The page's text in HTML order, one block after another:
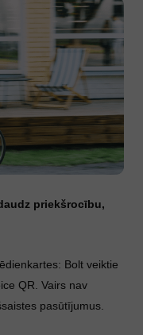
priekšrocību,
Bolt veiktie
QR. Vairs nav
pasūtījumus.